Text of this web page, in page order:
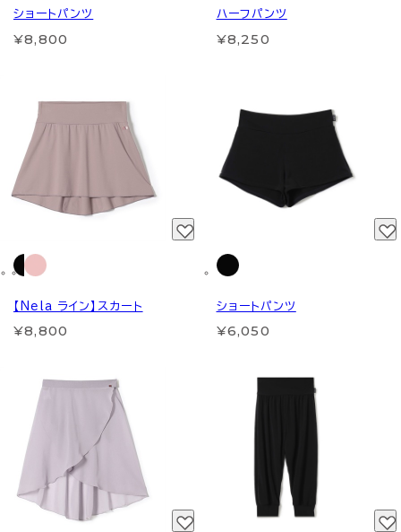
ショートパンツ
¥8,800
ハーフパンツ
¥8,250
【Nela ライン】スカート
¥8,800
ショートパンツ
¥6,050